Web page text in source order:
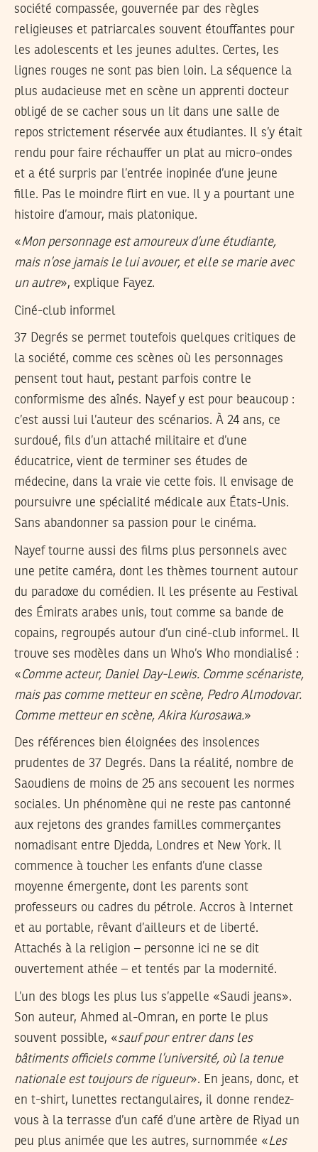
société compassée, gouvernée par des règles
religieuses et patriarcales souvent étouffantes pour
les adolescents et les jeunes adultes. Certes, les
lignes rouges ne sont pas bien loin. La séquence la
plus audacieuse met en scène un apprenti docteur
obligé de se cacher sous un lit dans une salle de
repos strictement réservée aux étudiantes. Il s’y était
rendu pour faire réchauffer un plat au micro-ondes
et a été surpris par l’entrée inopinée d’une jeune
fille. Pas le moindre flirt en vue. Il y a pourtant une
histoire d’amour, mais platonique.
«Mon personnage est amoureux d’une étudiante,
mais n’ose jamais le lui avouer, et elle se marie avec
un autre», explique Fayez.
Ciné-club informel
37 Degrés se permet toutefois quelques critiques de
la société, comme ces scènes où les personnages
pensent tout haut, pestant parfois contre le
conformisme des aînés. Nayef y est pour beaucoup :
c’est aussi lui l’auteur des scénarios. À 24 ans, ce
surdoué, fils d’un attaché militaire et d’une
éducatrice, vient de terminer ses études de
médecine, dans la vraie vie cette fois. Il envisage de
poursuivre une spécialité médicale aux États-Unis.
Sans abandonner sa passion pour le cinéma.
Nayef tourne aussi des films plus personnels avec
une petite caméra, dont les thèmes tournent autour
du paradoxe du comédien. Il les présente au Festival
des Émirats arabes unis, tout comme sa bande de
co­pains, regroupés autour d’un ciné-club informel. Il
trouve ses modèles dans un Who’s Who mondialisé :
«Comme acteur, Daniel Day-Lewis. Comme scénariste,
mais pas comme metteur en scène, Pedro Almodovar.
Comme metteur en scène, Akira Kurosawa.»
Des références bien éloignées des insolences
prudentes de 37 Degrés. Dans la réalité, nombre de
Saoudiens de moins de 25 ans secouent les normes
sociales. Un phénomène qui ne reste pas cantonné
aux rejetons des grandes familles commerçantes
nomadisant entre Djedda, Londres et New York. Il
commence à toucher les enfants d’une classe
moyenne émergente, dont les parents sont
professeurs ou cadres du pétrole. Accros à Internet
et au portable, rêvant d’ailleurs et de liberté.
Attachés à la religion – personne ici ne se dit
ouvertement athée – et tentés par la modernité.
L’un des blogs les plus lus s’appelle «Saudi jeans».
Son auteur, Ahmed al-Omran, en porte le plus
souvent possible, «sauf pour entrer dans les
bâtiments officiels comme l’université, où la tenue
nationale est toujours de rigueur». En jeans, donc, et
en t-shirt, lunettes rectangulaires, il donne rendez-
vous à la terrasse d’un café d’une artère de Riyad un
peu plus animée que les autres, surnommée «Les